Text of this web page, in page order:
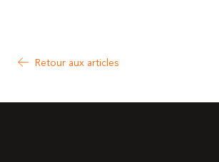
Retour aux articles